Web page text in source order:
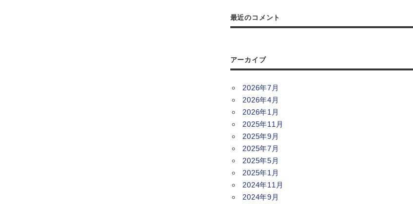
最近のコメント
アーカイブ
2026年7月
2026年4月
2026年1月
2025年11月
2025年9月
2025年7月
2025年5月
2025年1月
2024年11月
2024年9月